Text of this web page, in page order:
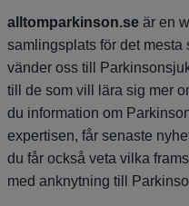
alltomparkinson.se är en
samlingsplats för det
vänder oss till
till de som vill lära sig mer
du information om
expertisen, får senaste
du får också veta vilka
med anknytning till